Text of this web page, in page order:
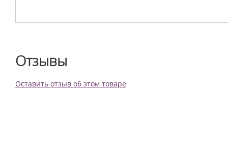
Отзывы
Оставить отзыв об этом товаре